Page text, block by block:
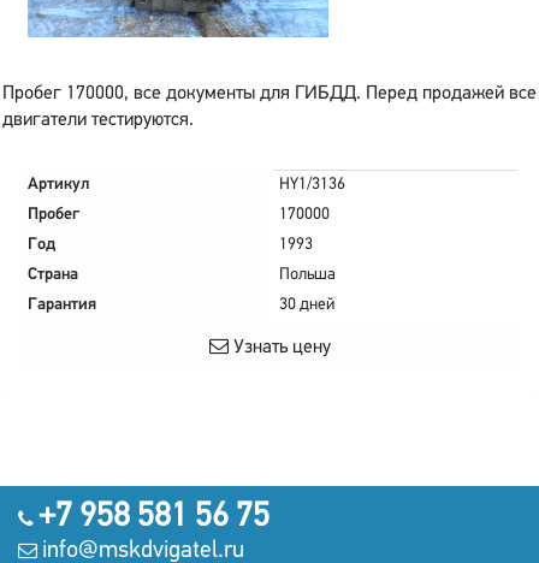
Пробег 170000, все документы для ГИБДД. Перед продажей все
двигатели тестируются.
Артикул
HY1/3136
Пробег
170000
Год
1993
Страна
Польша
Гарантия
30 дней
Узнать цену
+7 958 581 56 75
info@mskdvigatel.ru